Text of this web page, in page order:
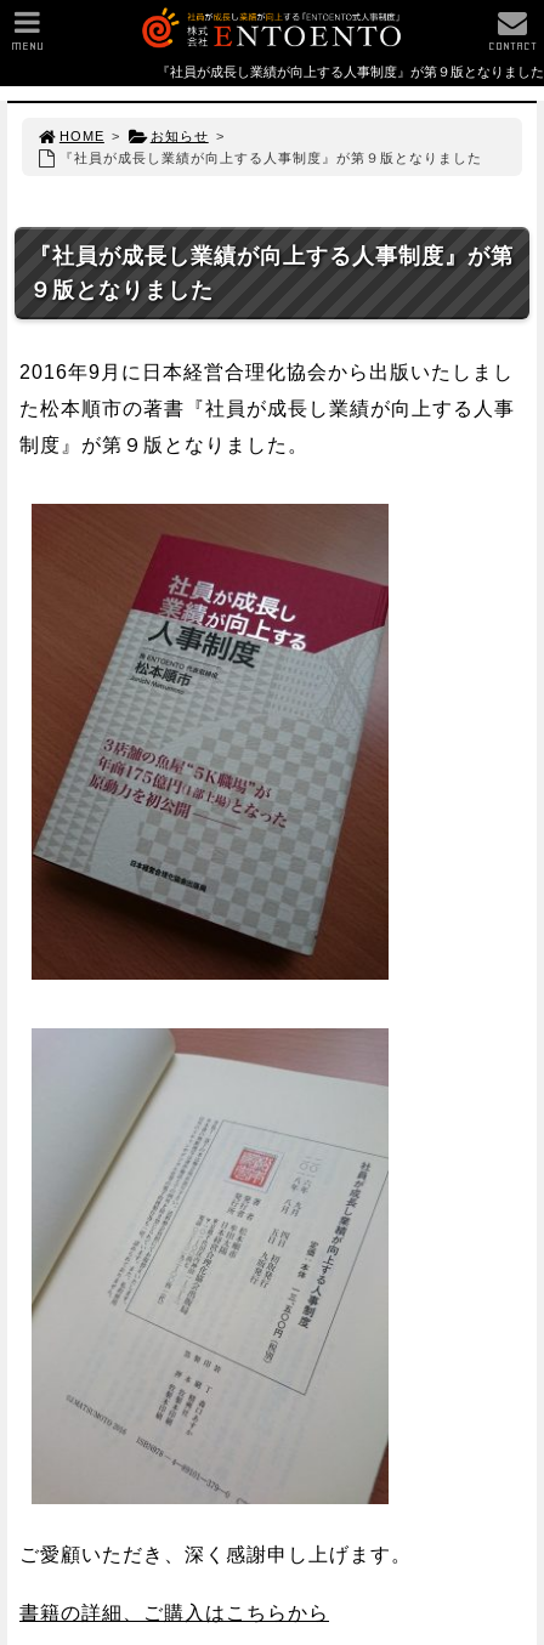
『社員が成長し業績が向上する人事制度』が第９版となりました
HOME > お知らせ >
『社員が成長し業績が向上する人事制度』が第９版となりました
『社員が成長し業績が向上する人事制度』が第
９版となりました
2016年9月に日本経営合理化協会から出版いたしまし
た松本順市の著書『社員が成長し業績が向上する人事
制度』が第９版となりました。
ご愛顧いただき、深く感謝申し上げます。
書籍の詳細、ご購入はこちらから
MENU CONTACT